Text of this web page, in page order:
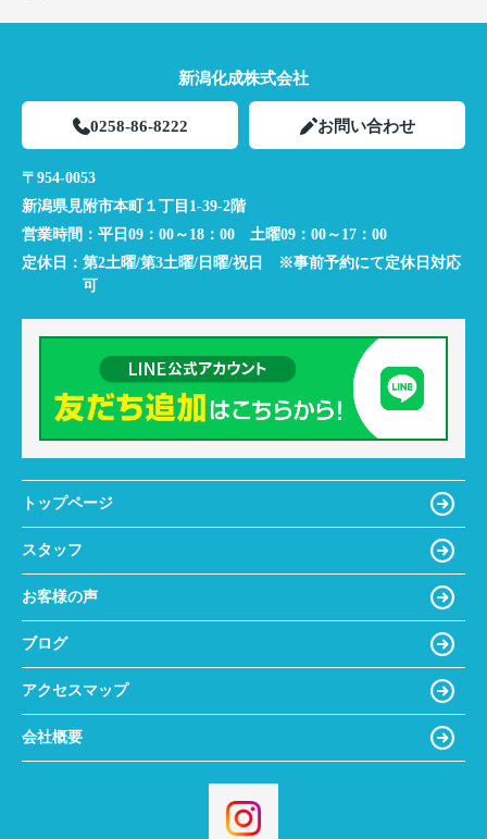
新潟化成株式会社
0258-86-8222 お問い合わせ
〒954-0053
新潟県見附市本町１丁目1-39-2階
営業時間： 平日09：00～18：00 土曜09：00～17：00
定休日： 第2土曜/第3土曜/日曜/祝日 ※事前予約にて定休日対応
可
トップページ
スタッフ
お客様の声
ブログ
アクセスマップ
会社概要